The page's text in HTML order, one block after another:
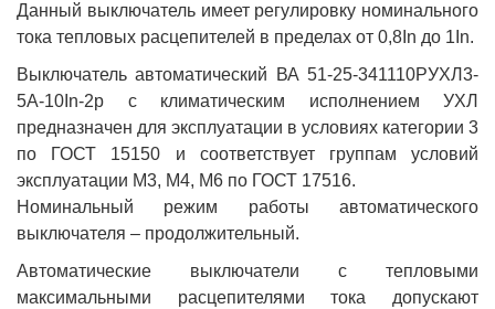
Данный выключатель имеет регулировку номинального
тока тепловых расцепителей в пределах от 0,8In до 1In.
Выключатель автоматический ВА 51-25-341110РУХЛ3-
5А-10In-2р с климатическим исполнением УХЛ
предназначен для эксплуатации в условиях категории 3
по ГОСТ 15150 и соответствует группам условий
эксплуатации М3, М4, М6 по ГОСТ 17516.
Номинальный режим работы автоматического
выключателя – продолжительный.
Автоматические выключатели с тепловыми
максимальными расцепителями тока допускают